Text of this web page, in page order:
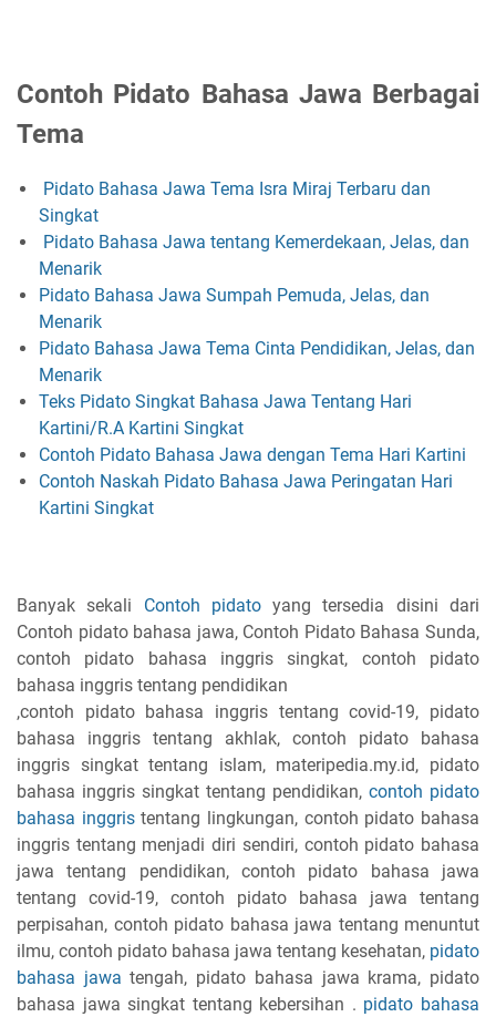
Contoh Pidato Bahasa Jawa Berbagai
Tema
Pidato Bahasa Jawa Tema Isra Miraj Terbaru dan
Singkat
Pidato Bahasa Jawa tentang Kemerdekaan, Jelas, dan
Menarik
Pidato Bahasa Jawa Sumpah Pemuda, Jelas, dan
Menarik
Pidato Bahasa Jawa Tema Cinta Pendidikan, Jelas, dan
Menarik
Teks Pidato Singkat Bahasa Jawa Tentang Hari
Kartini/R.A Kartini​ Singkat
Contoh Pidato Bahasa Jawa dengan Tema Hari Kartini
Contoh Naskah Pidato Bahasa Jawa Peringatan Hari
Kartini Singkat
Banyak sekali Contoh pidatoyang tersedia disini dari
Contoh pidato bahasa jawa, Contoh Pidato Bahasa Sunda,
contoh pidato bahasa inggris singkat, contoh pidato
bahasa inggris tentang pendidikan
,contoh pidato bahasa inggris tentang covid-19, pidato
bahasa inggris tentang akhlak, contoh pidato bahasa
inggris singkat tentang islam, materipedia.my.id, pidato
bahasa inggris singkat tentang pendidikan, contoh pidato
bahasa inggristentang lingkungan, contoh pidato bahasa
inggris tentang menjadi diri sendiri, contoh pidato bahasa
jawa tentang pendidikan, contoh pidato bahasa jawa
tentang covid-19, contoh pidato bahasa jawa tentang
perpisahan, contoh pidato bahasa jawa tentang menuntut
ilmu, contoh pidato bahasa jawa tentang kesehatan, pidato
bahasa jawa tengah, pidato bahasa jawa krama, pidato
bahasa jawa singkat tentang kebersihan . pidato bahasa